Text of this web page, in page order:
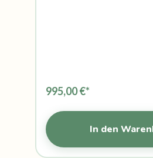
995,00 €*
In den